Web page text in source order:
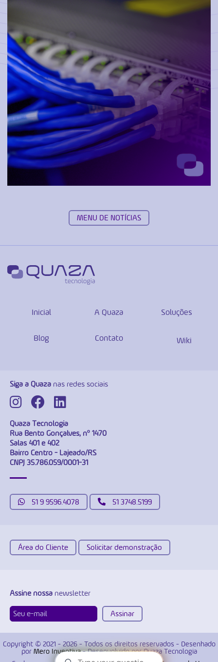
MENU DE NOTÍCIAS
Inicial A Quaza Soluções
Blog Contato Wiki
Siga a Quaza nas redes sociais
Quaza Tecnologia
Rua Bento Gonçalves, nº 1470
Salas 401 e 402
Bairro Centro - Lajeado/RS
CNPJ 35.786.059/0001-31
51 9 9596.4078 51 3748.5199
Área do Cliente Solicitar demonstração
Assine nossa newsletter
Copyright © 2021 - 2026 - Todos os direitos reservados - Desenhado
por Mero Inventiva- Desenvolvido por Quaza Tecnologia